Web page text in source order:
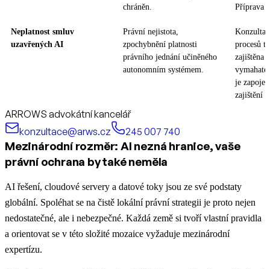
chráněn.
Příprava
Neplatnost smluv
uzavřených AI
Právní nejistota,
zpochybnění platnosti
právního jednání učiněného
autonomním systémem.
procesů
zajištěna
je
zajištění
ARROWS advokátní kancelář
konzultace@arws.cz
245 007 740
Mezinárodní rozměr: AI nezná hranice, vaše
právní ochrana by také neměla
AI řešení, cloudové servery a datové toky jsou ze své podstaty
globální. Spoléhat se na čistě lokální právní strategii je proto nejen
nedostatečné, ale i nebezpečné. Každá země si tvoří vlastní pravidla
a orientovat se v této složité mozaice vyžaduje mezinárodní
expertízu.